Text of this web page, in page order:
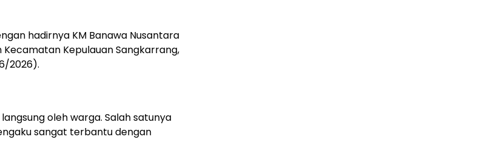
hadirnya KM Banawa Nusantara
Kepulauan Sangkarrang,
2026).
oleh warga. Salah satunya
sangat terbantu dengan